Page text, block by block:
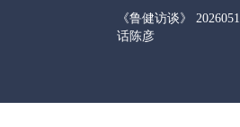
《鲁健访谈》
话陈彦